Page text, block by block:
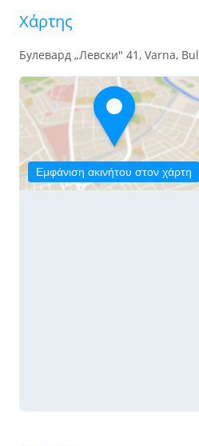
Χάρτης
Булевард „Левски" 41, Varna,
Εμφάνιση ακινήτου στον χάρτη